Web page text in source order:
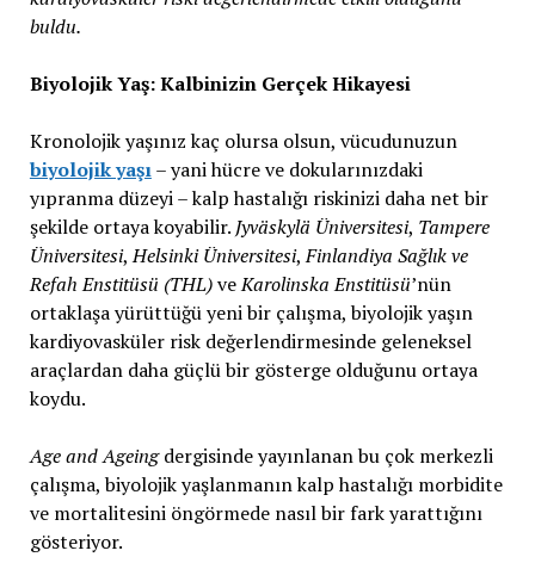
buldu.
Biyolojik Yaş: Kalbinizin Gerçek Hikayesi
Kronolojik yaşınız kaç olursa olsun, vücudunuzun
biyolojik yaşı– yani hücre ve dokularınızdaki
yıpranma düzeyi – kalp hastalığı riskinizi daha net bir
şekilde ortaya koyabilir.Jyväskylä Üniversitesi, Tampere
Üniversitesi,Helsinki Üniversitesi,Finlandiya Sağlık ve
Refah Enstitüsü (THL)veKarolinska Enstitüsü’nün
ortaklaşa yürüttüğü yeni bir çalışma, biyolojik yaşın
kardiyovasküler risk değerlendirmesinde geleneksel
araçlardan daha güçlü bir gösterge olduğunu ortaya
koydu.
Age and Ageingdergisinde yayınlanan bu çok merkezli
çalışma, biyolojik yaşlanmanın kalp hastalığı morbidite
ve mortalitesini öngörmede nasıl bir fark yarattığını
gösteriyor.